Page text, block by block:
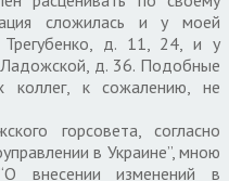
сложилась и у моей
д. 11, 24, и у
д. 36. Подобные
к сожалению, не
горсовета, согласно
в Украине”, мною
внесении изменений в